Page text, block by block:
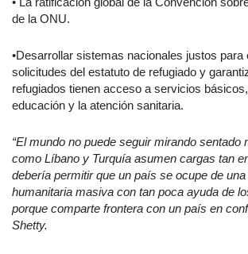
de la ONU.
•Desarrollar sistemas nacionales justos para
solicitudes del estatuto de refugiado y
refugiados tienen acceso a servicios
educación y la atención sanitaria.
“El mundo no puede seguir mirando sentado
como Líbano y Turquía asumen cargas tan
debería permitir que un país se ocupe de
humanitaria masiva con tan poca ayuda de
porque comparte frontera con un país en
Shetty.